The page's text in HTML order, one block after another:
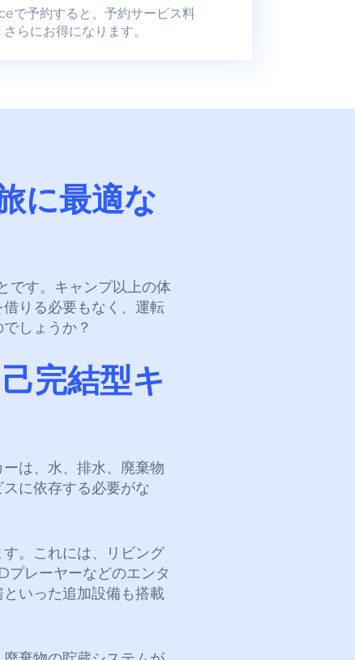
予約すると、予約サービス料
らにお得になります。
に最適な
です。キャンプ以上の体
りる必要もなく、運転
しょうか？
完結型キ
は、水、排水、廃棄物
に依存する必要がな
。これには、リビング
プレーヤーなどのエンタ
いった追加設備も搭載